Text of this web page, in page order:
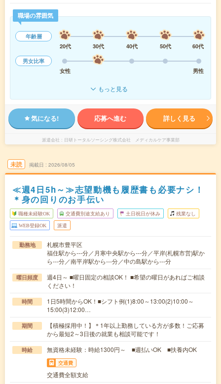
職場の雰囲気
年齢層
20代
30代 40代 50代
60代
男女比率
女性
男性
もっと見る
気になる! 応募へ進む 詳しく見る
派遣会社 日研トータルソーシング株式会社 メディカルケア事業部
未読 掲載日 2026/08/05
≪週4日5h～≫志望動機も履歴書も必要ナシ！
＊身の回りのお手伝い
職種未経験OK 交通費別途支給あり 土日祝日が休み 残業なし
WEB登録OK 派遣
勤務地
札幌市豊平区
福住駅から---分／月寒中央駅から---分／平岸(札幌市営)駅か
ら---分／南平岸駅から---分／中の島駅から---分
曜日頻度
週4日～ ■曜日固定の相談OK！ ■希望の曜日があればご相談
ください！
時間
1日5時間からOK！■シフト例(1)8:00～13:00(2)10:00～
15:00(3)12:00…
期間
【積極採用中！】＊1年以上勤務している方が多数！ご応募
から最短2～3日後の就業も相談可能です！
時給 無資格未経験：時給1300円～ ■週払いOK ■扶養内OK
交通費
交通費全額支給